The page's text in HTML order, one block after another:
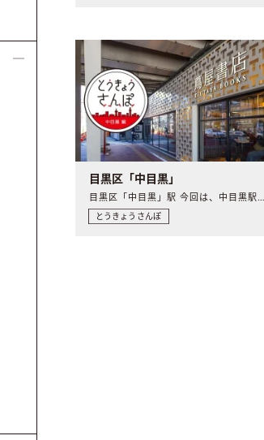
目黒区「中目黒」
目黒区「中目黒」駅 今回は、中目黒駅周辺をお散歩。 美味..
とうきょうさんぽ